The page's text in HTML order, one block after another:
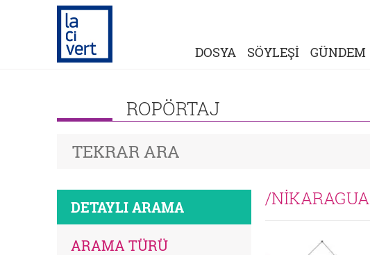
DOSYA SÖYLEŞİ GÜNDEM
ROPÖRTAJ
DETAYLI ARAMA
ARAMA TÜRÜ
/NİKARAGUA